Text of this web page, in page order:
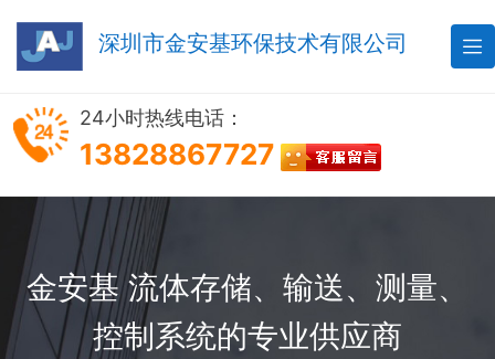
深圳市金安基环保技术有限公司 
24小时热线电话：
13828867727
金安基 流体存储、输送、测量、
控制系统的专业供应商